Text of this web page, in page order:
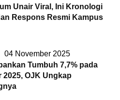
Unair Viral, Ini Kronologi
Respons Resmi Kampus
04 November 2025
Tumbuh 7,7% pada
2025, OJK Ungkap